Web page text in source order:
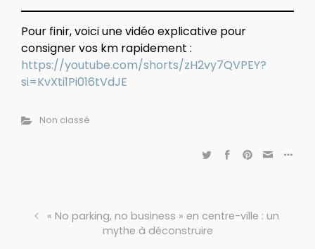
Pour finir, voici une vidéo explicative pour
consigner vos km rapidement :
https://youtube.com/shorts/zH2vy7QVPEY?
si=KvXti1Pi016tVdJE
Non classé
« No parking, no business » en centre-ville : un
mythe à déconstruire